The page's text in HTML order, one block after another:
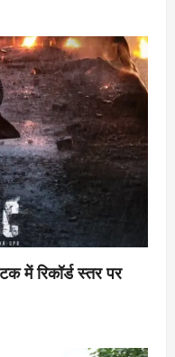
में रिकॉर्ड स्तर पर